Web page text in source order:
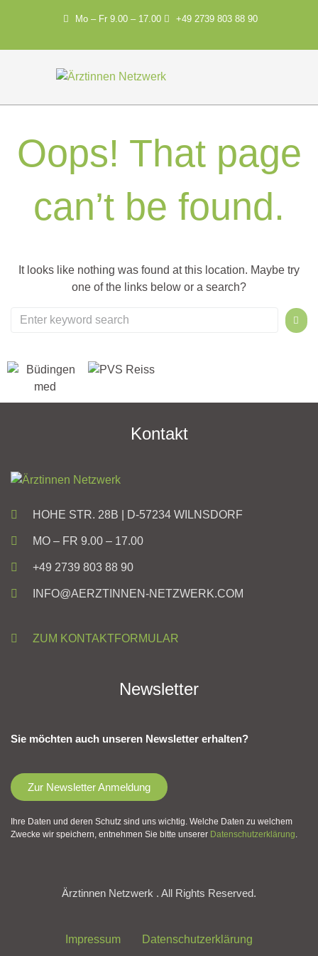
Mo – Fr 9.00 – 17.00 +49 2739 803 88 90
Oops! That page
can’t be found.
It looks like nothing was found at this location. Maybe try
one of the links below or a search?
Kontakt
HOHE STR. 28B | D-57234 WILNSDORF
MO – FR 9.00 – 17.00
+49 2739 803 88 90
INFO@AERZTINNEN-NETZWERK.COM
ZUM KONTAKTFORMULAR
Newsletter
Sie möchten auch unseren Newsletter erhalten?
Zur Newsletter Anmeldung
Ihre Daten und deren Schutz sind uns wichtig. Welche Daten zu welchem
Zwecke wir speichern, entnehmen Sie bitte unserer Datenschutzerklärung.
Ärztinnen Netzwerk . All Rights Reserved.
Impressum Datenschutzerklärung